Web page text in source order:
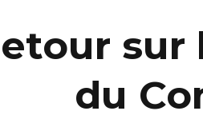
sur
du